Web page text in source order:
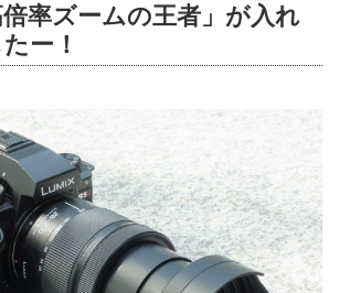
率ズームの王者」が入れ
ー！